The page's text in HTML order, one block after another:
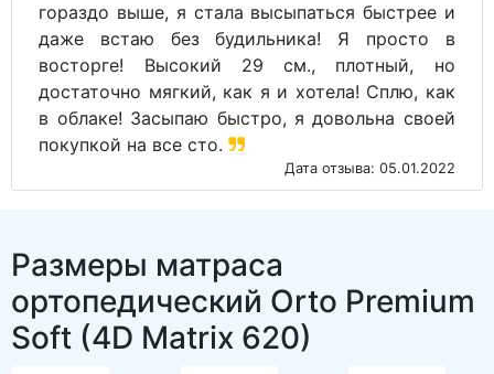
гораздо выше, я стала высыпаться быстрее и
даже встаю без будильника! Я просто в
восторге! Высокий 29 см., плотный, но
достаточно мягкий, как я и хотела! Сплю, как
в облаке! Засыпаю быстро, я довольна своей
покупкой на все сто.
Дата отзыва: 05.01.2022
Размеры матраса
ортопедический Orto Premium
Soft (4D Matrix 620)